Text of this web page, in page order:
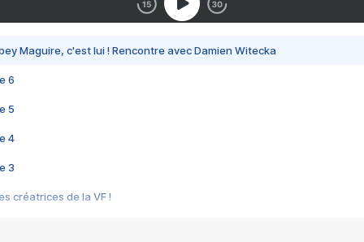
Maguire, c'est lui ! Rencontre avec Damien Witecka
6
5
4
3
créatrices de la VF !